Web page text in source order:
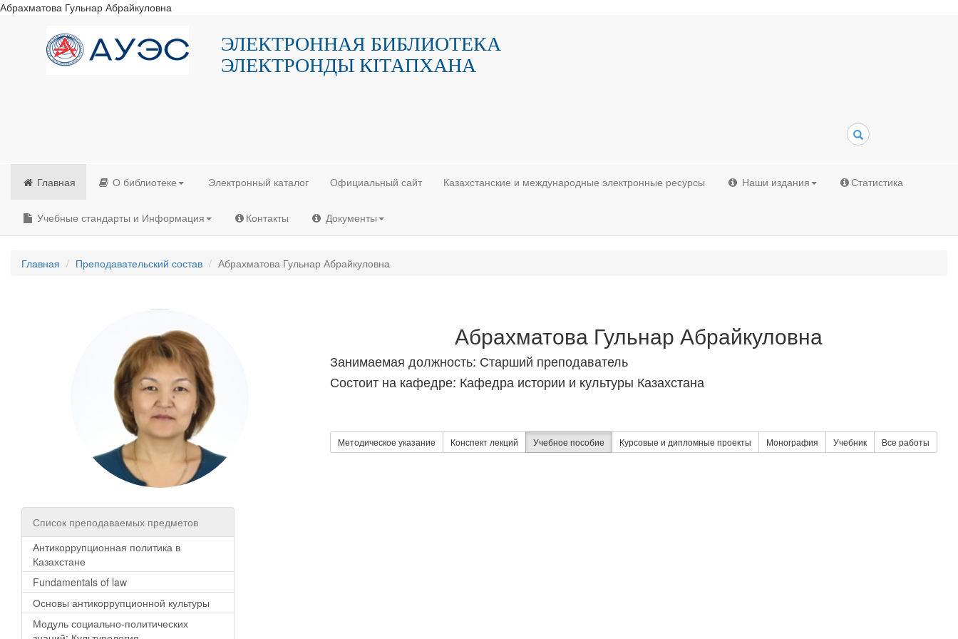
Абрахматова Гульнар Абрайкуловна
ЭЛЕКТРОННАЯ БИБЛИОТЕКА
ЭЛЕКТРОНДЫ КIТАПХАНА
Поиск
Главная О библиотеке Электронный каталог Официальный сайт Казахстанские и международные электронные ресурсы Наши издания Статистика
Учебные стандарты и Информация Контакты Документы
Главная Преподавательский состав Абрахматова Гульнар Абрайкуловна
Абрахматова Гульнар Абрайкуловна
Занимаемая должность: Старший преподаватель
Состоит на кафедре: Кафедра истории и культуры Казахстана
Методическое указание Конспект лекций Учебное пособие Курсовые и дипломные проекты Монография Учебник Все работы
Список преподаваемых предметов
Антикоррупционная политика в
Казахстане
Fundamentals of law
Основы антикоррупционной культуры
Модуль социально-политических